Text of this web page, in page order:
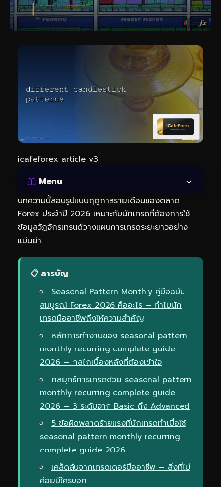
icafeforex article v3
Menu
บทความนี้สอนรูปแบบฤดูกาลรายเดือนของตลาด
Forex ประจำปี 2026 เหมาะกับนักเทรดที่ต้องการใช้
ข้อมูลวัฏจักรเทรนด์วางแผนการเทรดระยะยาวอย่าง
แม่นยำ.
📋 สารบัญ
Seasonal Pattern Monthly คู่มือฉบับ
สมบูรณ์ Forex 2026 คืออะไร — ทำไมนัก
เทรดมืออาชีพถึงให้ความสำคัญ
หลักการทำงานของ seasonal pattern
monthly recurring complete guide
2026 — กลไกเบื้องหลังที่ต้องเข้าใจ
กลยุทธ์การเทรดด้วย seasonal pattern
monthly recurring complete guide
2026 — 3 ระดับจาก Basic ถึง Advanced
5 ข้อผิดพลาดร้ายแรงที่นักเทรดทำเมื่อใช้
seasonal pattern monthly recurring
complete guide 2026
เคล็ดลับจากเทรดเดอร์มืออาชีพ — สิ่งที่ไม่
ค่อยมีใครบอก